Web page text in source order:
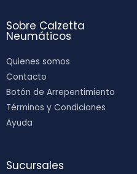
Sobre Calzetta
Neumáticos
Quienes somos
Contacto
Botón de Arrepentimiento
Términos y Condiciones
Ayuda
Sucursales